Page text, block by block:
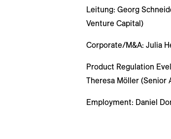
Leitung: Georg
Venture Capital)
Corporate/M&A: Julia
Product Regulation
Theresa Möller (Senior
Employment: Daniel